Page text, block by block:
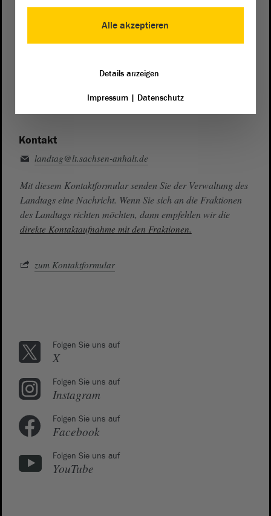
Presse- und Öffentlichkeitsarbeit
Kontakt
landtag@lt.sachsen-anhalt.de
Mit diesem Kontaktformular senden Sie der Verwaltung des
Landtags eine Nachricht. Wenn Sie sich an die Fraktionen
des Landtags richten möchten, dann empfehlen wir die
direkte Kontaktaufnahme mit den Fraktionen.
zum Kontaktformular
Folgen Sie uns auf
X
Folgen Sie uns auf
Instagram
Folgen Sie uns auf
Facebook
Folgen Sie uns auf
YouTube
Alle akzeptieren
Details anzeigen
Impressum| Datenschutz